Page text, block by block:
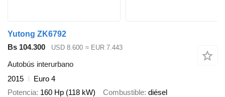
Yutong ZK6792
Bs 104.300
USD 8.600 ≈ EUR 7.443
Autobús interurbano
2015
Euro 4
Potencia 160 Hp (118 kW) Combustible diésel